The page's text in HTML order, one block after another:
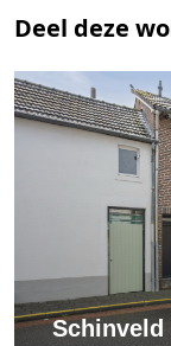
Schinveld